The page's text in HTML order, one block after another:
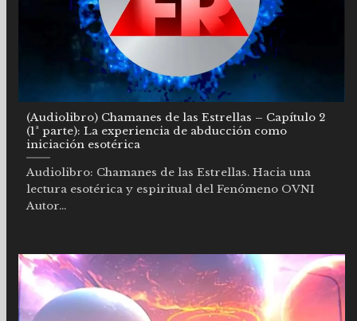
(Audiolibro) Chamanes de las Estrellas – Capítulo 2
(1ª parte): La experiencia de abducción como
iniciación esotérica
Audiolibro: Chamanes de las Estrellas. Hacia una
lectura esotérica y espiritual del Fenómeno OVNI
Autor...